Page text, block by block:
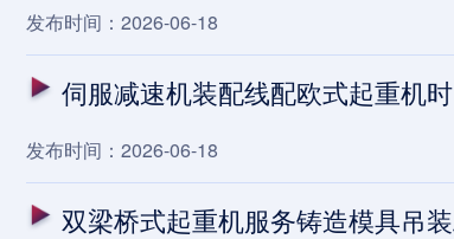
发布时间：2026-06-18
伺服减速机装配线配欧式起重机
发布时间：2026-06-18
双梁桥式起重机服务铸造模具吊装